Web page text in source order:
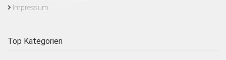
Impressum
Top Kategorien